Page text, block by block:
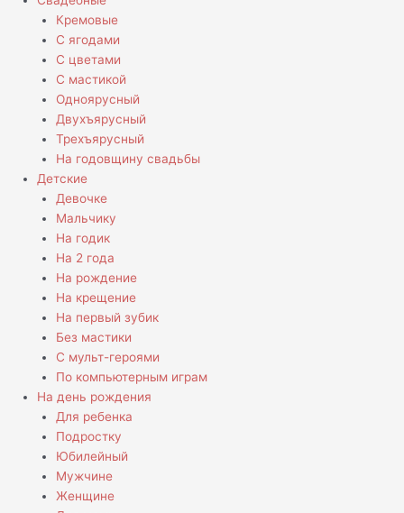
Кремовые
С ягодами
С цветами
С мастикой
Одноярусный
Двухъярусный
Трехъярусный
На годовщину свадьбы
Детские
Девочке
Мальчику
На годик
На 2 года
На рождение
На крещение
На первый зубик
Без мастики
С мульт-героями
По компьютерным играм
На день рождения
Для ребенка
Подростку
Юбилейный
Мужчине
Женщине